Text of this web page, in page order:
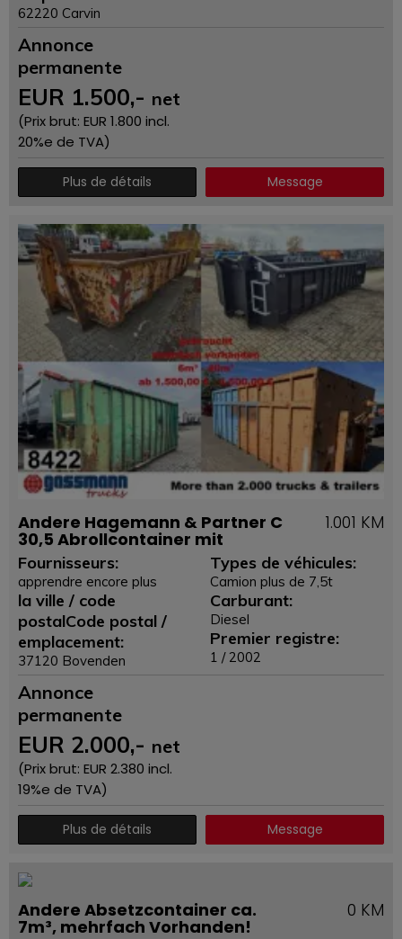
62220 Carvin
Annonce
permanente
EUR 1.500,- net
(Prix ​​brut: EUR 1.800 incl.
20%e de TVA)
Plus de détails Message
Andere Hagemann & Partner C
30,5 Abrollcontainer mit
1.001 KM
Fournisseurs:
apprendre encore plus
la ville / code
postalCode postal /
emplacement:
37120 Bovenden
Types de véhicules:
Camion plus de 7,5t
Carburant:
Diesel
Premier registre:
1 / 2002
Annonce
permanente
EUR 2.000,- net
(Prix ​​brut: EUR 2.380 incl.
19%e de TVA)
Plus de détails Message
Andere Absetzcontainer ca.
7m³, mehrfach Vorhanden!
0 KM